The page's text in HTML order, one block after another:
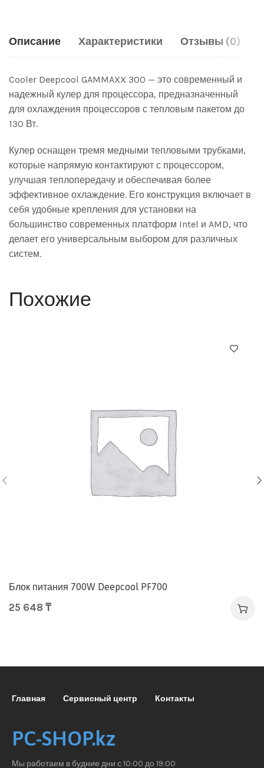
Описание Характеристики Отзывы (0)
Cooler Deepcool GAMMAXX 300 — это современный и
надежный кулер для процессора, предназначенный
для охлаждения процессоров с тепловым пакетом до
130 Вт.
Кулер оснащен тремя медными тепловыми трубками,
которые напрямую контактируют с процессором,
улучшая теплопередачу и обеспечивая более
эффективное охлаждение. Его конструкция включает в
себя удобные крепления для установки на
большинство современных платформ Intel и AMD, что
делает его универсальным выбором для различных
систем.
Похожие
Блок питания 700W Deepcool PF700
25 648 ₸
Главная Сервисный центр Контакты
PC-SHOP.kz
Мы работаем в будние дни с 10:00 до 19:00